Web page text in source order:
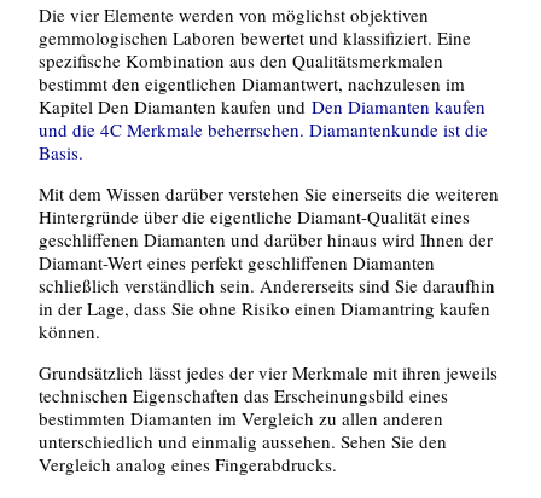
Die vier Elemente werden von möglichst objektiven
gemmologischen Laboren bewertet und klassifiziert.Eine
spezifische Kombination aus den Qualitätsmerkmalen
bestimmt den eigentlichen Diamantwert, nachzulesen im
Kapitel Den Diamanten kaufen undDen Diamanten kaufen
und die 4C Merkmale beherrschen. Diamantenkunde ist die
Basis.
Mit dem Wissen darüber verstehen Sie einerseits die weiteren
Hintergründe über die eigentliche Diamant-Qualität eines
geschliffenen Diamanten und darüber hinaus wird Ihnen der
Diamant-Wert eines perfekt geschliffenen Diamanten
schließlich verständlich sein. Andererseits sind Sie daraufhin
in der Lage, dass Sie ohne Risiko einen Diamantring kaufen
können.
Grundsätzlich lässt jedes der vier Merkmale mit ihren jeweils
technischen Eigenschaften das Erscheinungsbild eines
bestimmten Diamanten im Vergleich zu allen anderen
unterschiedlich und einmalig aussehen. Sehen Sie den
Vergleich analog eines Fingerabdrucks.